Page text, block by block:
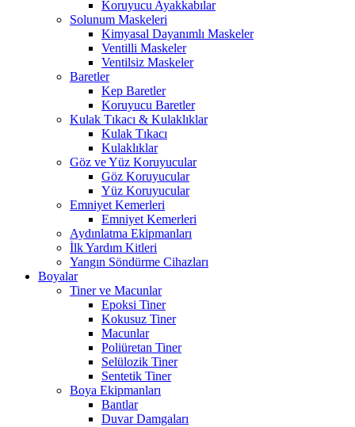
Koruyucu Ayakkabılar
Solunum Maskeleri
Kimyasal Dayanımlı Maskeler
Ventilli Maskeler
Ventilsiz Maskeler
Baretler
Kep Baretler
Koruyucu Baretler
Kulak Tıkacı & Kulaklıklar
Kulak Tıkacı
Kulaklıklar
Göz ve Yüz Koruyucular
Göz Koruyucular
Yüz Koruyucular
Emniyet Kemerleri
Emniyet Kemerleri
Aydınlatma Ekipmanları
İlk Yardım Kitleri
Yangın Söndürme Cihazları
Boyalar
Tiner ve Macunlar
Epoksi Tiner
Kokusuz Tiner
Macunlar
Poliüretan Tiner
Selülozik Tiner
Sentetik Tiner
Boya Ekipmanları
Bantlar
Duvar Damgaları